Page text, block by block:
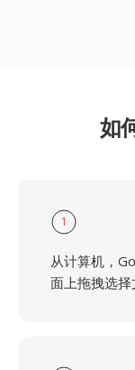
如
1
从计算机，
面上拖拽选择